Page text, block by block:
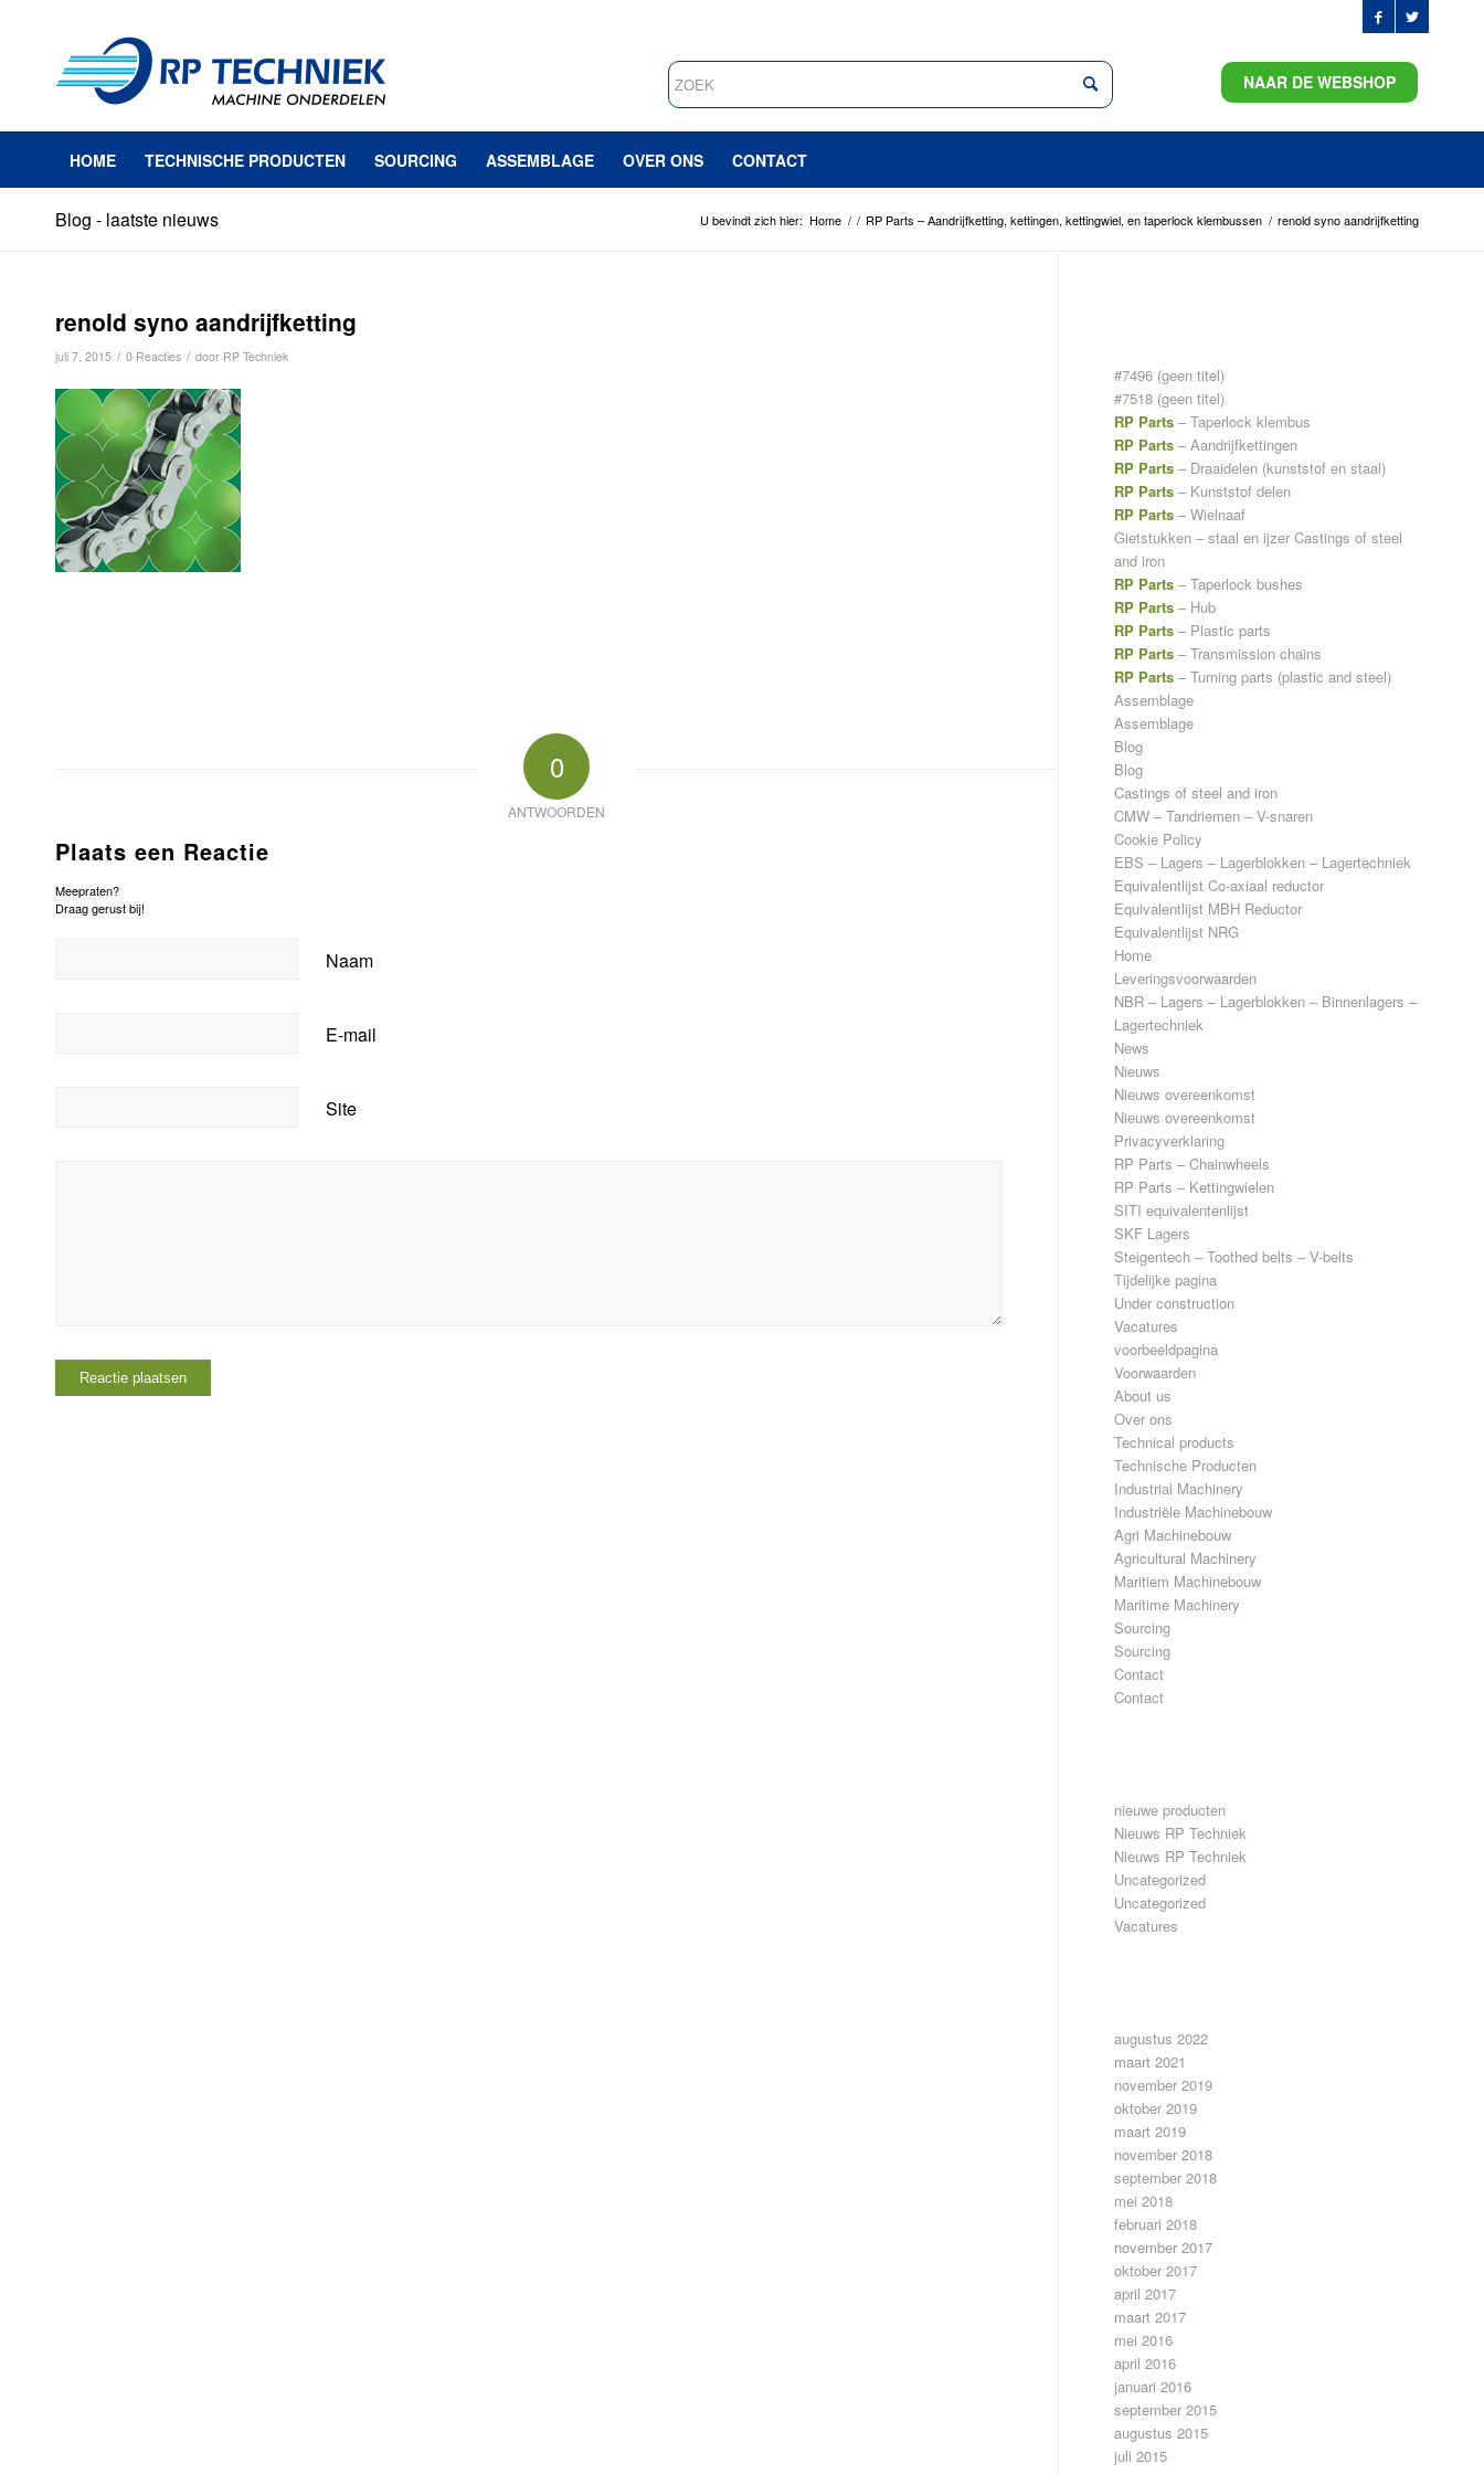
NAAR DE WEBSHOP
HOME TECHNISCHE PRODUCTEN SOURCING ASSEMBLAGE OVER ONS CONTACT
Blog - laatste nieuws U bevindt zich hier: Home / / RP Parts – Aandrijfketting, kettingen, kettingwiel, en taperlock klembussen / renold syno aandrijfketting
renold syno aandrijfketting
juli 7, 2015 / 0 Reacties / door RP Techniek
0
ANTWOORDEN
Plaats een Reactie
Meepraten?
Draag gerust bij!
Naam
E-mail
Site
#7496 (geen titel)
#7518 (geen titel)
RP Parts– Taperlock klembus
RP Parts – Aandrijfkettingen
RP Parts – Draaidelen (kunststof en staal)
RP Parts – Kunststof delen
RP Parts – Wielnaaf
Gietstukken – staal en ijzer Castings of steel
and iron
RP Parts– Taperlock bushes
RP Parts – Hub
RP Parts – Plastic parts
RP Parts – Transmission chains
RP Parts – Turning parts (plastic and steel)
Assemblage
Assemblage
Blog
Blog
Castings of steel and iron
CMW – Tandriemen – V-snaren
Cookie Policy
EBS – Lagers – Lagerblokken – Lagertechniek
Equivalentlijst Co-axiaal reductor
Equivalentlijst MBH Reductor
Equivalentlijst NRG
Home
Leveringsvoorwaarden
NBR – Lagers – Lagerblokken – Binnenlagers –
Lagertechniek
News
Nieuws
Nieuws overeenkomst
Nieuws overeenkomst
Privacyverklaring
RP Parts – Chainwheels
RP Parts – Kettingwielen
SITI equivalentenlijst
SKF Lagers
Steigentech – Toothed belts – V-belts
Tijdelijke pagina
Under construction
Vacatures
voorbeeldpagina
Voorwaarden
About us
Over ons
Technical products
Technische Producten
Industrial Machinery
Industriële Machinebouw
Agri Machinebouw
Agricultural Machinery
Maritiem Machinebouw
Maritime Machinery
Sourcing
Sourcing
Contact
Contact
nieuwe producten
Nieuws RP Techniek
Nieuws RP Techniek
Uncategorized
Uncategorized
Vacatures
augustus 2022
maart 2021
november 2019
oktober 2019
maart 2019
november 2018
september 2018
mei 2018
februari 2018
november 2017
oktober 2017
april 2017
maart 2017
mei 2016
april 2016
januari 2016
september 2015
augustus 2015
juli 2015